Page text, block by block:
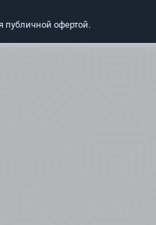
публичной офертой.